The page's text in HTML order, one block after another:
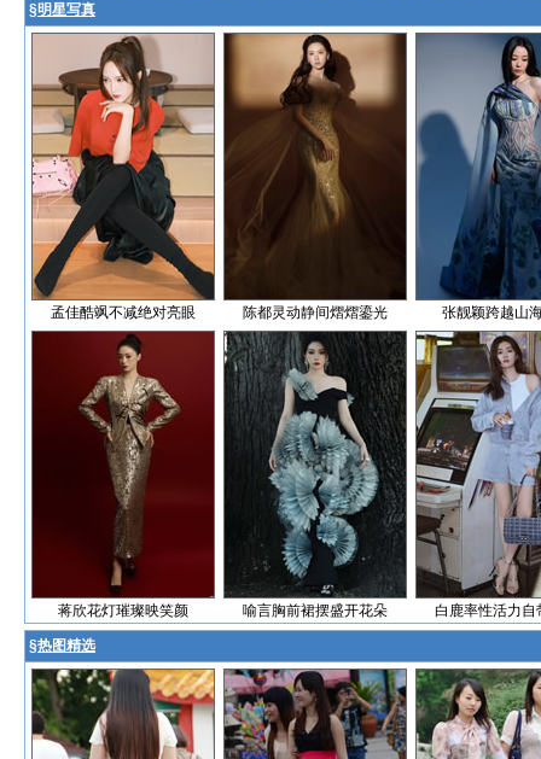
§明星写真
孟佳酷飒不减绝对亮眼 陈都灵动静间熠熠鎏光 张靓颖跨越山
蒋欣花灯璀璨映笑颜 喻言胸前裙摆盛开花朵 白鹿率性活力自
§热图精选